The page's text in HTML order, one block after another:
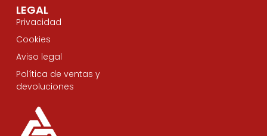
LEGAL
Privacidad
Cookies
Aviso legal
Política de ventas y
devoluciones